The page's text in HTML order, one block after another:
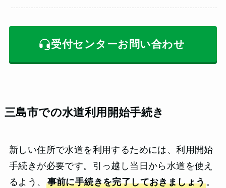
受付センターお問い合わせ
三島市での水道利用開始手続き
新しい住所で水道を利用するためには、利用開始
手続きが必要です。引っ越し当日から水道を使え
るよう、 事前に手続きを完了しておきましょう。